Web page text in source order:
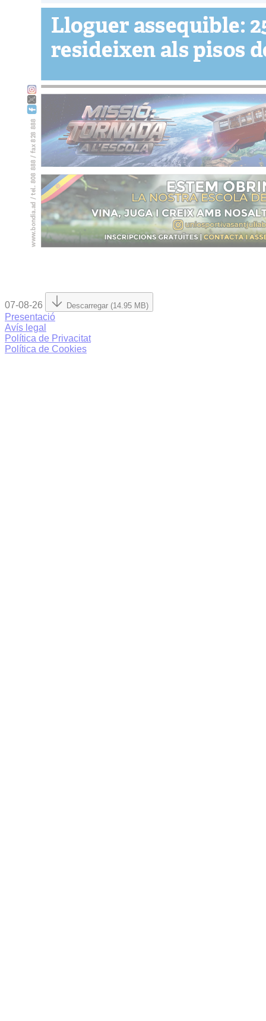
07-08-26 Descarregar (14.95 MB)
Presentació
Avís legal
Política de Privacitat
Política de Cookies